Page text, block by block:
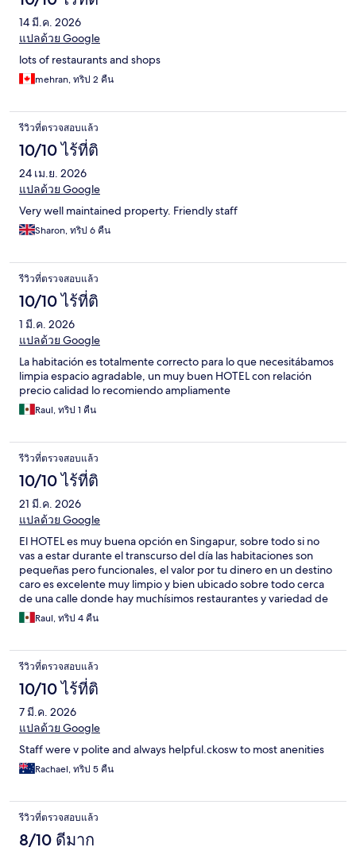
14 มี.ค. 2026
แปลด้วย Google
lots of restaurants and shops
mehran, ทริป 2 คืน
รีวิวที่ตรวจสอบแล้ว
10/10 ไร้ที่ติ
24 เม.ย. 2026
แปลด้วย Google
Very well maintained property. Friendly staff
Sharon, ทริป 6 คืน
รีวิวที่ตรวจสอบแล้ว
10/10 ไร้ที่ติ
1 มี.ค. 2026
แปลด้วย Google
La habitación es totalmente correcto para lo que necesitábamos
limpia espacio agradable, un muy buen HOTEL con relación
precio calidad lo recomiendo ampliamente
Raul, ทริป 1 คืน
รีวิวที่ตรวจสอบแล้ว
10/10 ไร้ที่ติ
21 มี.ค. 2026
แปลด้วย Google
El HOTEL es muy buena opción en Singapur, sobre todo si no
vas a estar durante el transcurso del día las habitaciones son
pequeñas pero funcionales, el valor por tu dinero en un destino
caro es excelente muy limpio y bien ubicado sobre todo cerca
de una calle donde hay muchísimos restaurantes y variedad de
comidaRaul, ทริป 4 คืน
รีวิวที่ตรวจสอบแล้ว
10/10 ไร้ที่ติ
7 มี.ค. 2026
แปลด้วย Google
Staff were v polite and always helpful.ckosw to most anenities
Rachael, ทริป 5 คืน
รีวิวที่ตรวจสอบแล้ว
8/10 ดีมาก